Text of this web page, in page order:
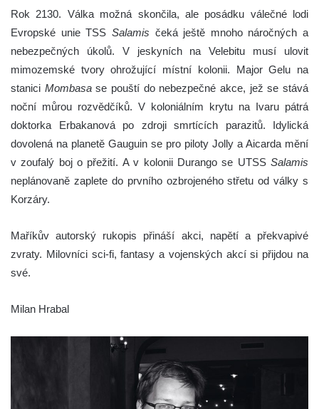
Rok 2130. Válka možná skončila, ale posádku válečné lodi
Evropské unie TSS Salamis čeká ještě mnoho náročných a
nebezpečných úkolů. V jeskyních na Velebitu musí ulovit
mimozemské tvory ohrožující místní kolonii. Major Gelu na
stanici Mombasase pouští do nebezpečné akce, jež se stává
noční můrou rozvědčíků. V koloniálním krytu na Ivaru pátrá
doktorka Erbakanová po zdroji smrtících parazitů. Idylická
dovolená na planetě Gauguin se pro piloty Jolly a Aicarda mění
v zoufalý boj o přežití. A v kolonii Durango se UTSS Salamis
neplánovaně zaplete do prvního ozbrojeného střetu od války s
Korzáry.
Maříkův autorský rukopis přináší akci, napětí a překvapivé
zvraty. Milovníci sci-fi, fantasy a vojenských akcí si přijdou na
své.
Milan Hrabal